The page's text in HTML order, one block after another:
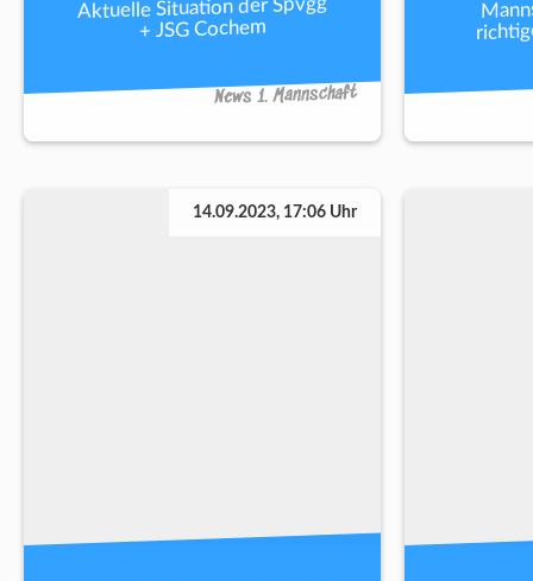
Aktuelle Situation der Spvgg
+ JSG Cochem
News 1. Mannschaft
14.09.2023, 17:06 Uhr